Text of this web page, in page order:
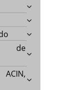
de